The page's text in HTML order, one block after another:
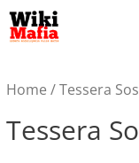
Vai
al
Home / Tessera
Tessera